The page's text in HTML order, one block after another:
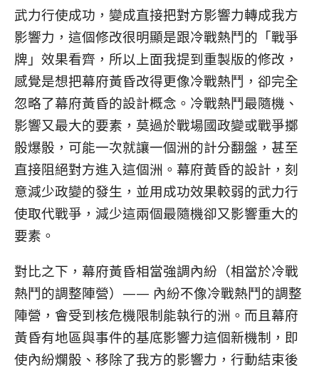
武力行使成功，變成直接把對方影響力轉成我方
影響力，這個修改很明顯是跟冷戰熱鬥的「戰爭
牌」效果看齊，所以上面我提到重製版的修改，
感覺是想把幕府黃昏改得更像冷戰熱鬥，卻完全
忽略了幕府黃昏的設計概念。冷戰熱鬥最隨機、
影響又最大的要素，莫過於戰場國政變或戰爭擲
骰爆骰，可能一次就讓一個洲的計分翻盤，甚至
直接阻絕對方進入這個洲。幕府黃昏的設計，刻
意減少政變的發生，並用成功效果較弱的武力行
使取代戰爭，減少這兩個最隨機卻又影響重大的
要素。
對比之下，幕府黃昏相當強調內紛（相當於冷戰
熱鬥的調整陣營）—— 內紛不像冷戰熱鬥的調整
陣營，會受到核危機限制能執行的洲。而且幕府
黃昏有地區與事件的基底影響力這個新機制，即
使內紛爛骰、移除了我方的影響力，行動結束後